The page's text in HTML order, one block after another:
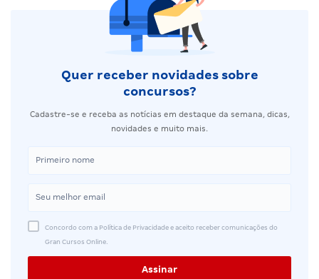
Quer receber novidades sobre
concursos?
Cadastre-se e receba as notícias em destaque da semana, dicas,
novidades e muito mais.
Concordo com a Política de Privacidade e aceito receber comunicações do
Gran Cursos Online.